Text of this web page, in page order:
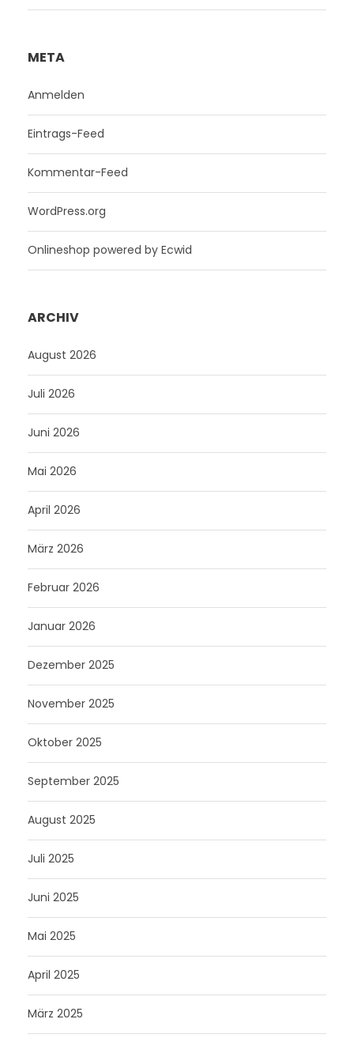
META
Anmelden
Eintrags-Feed
Kommentar-Feed
WordPress.org
Onlineshop powered by Ecwid
ARCHIV
August 2026
Juli 2026
Juni 2026
Mai 2026
April 2026
März 2026
Februar 2026
Januar 2026
Dezember 2025
November 2025
Oktober 2025
September 2025
August 2025
Juli 2025
Juni 2025
Mai 2025
April 2025
März 2025